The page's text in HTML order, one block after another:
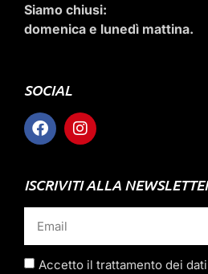
Siamo chiusi:
domenica e lunedì mattina.
SOCIAL
ISCRIVITI ALLA
Accetto il trattamento dei